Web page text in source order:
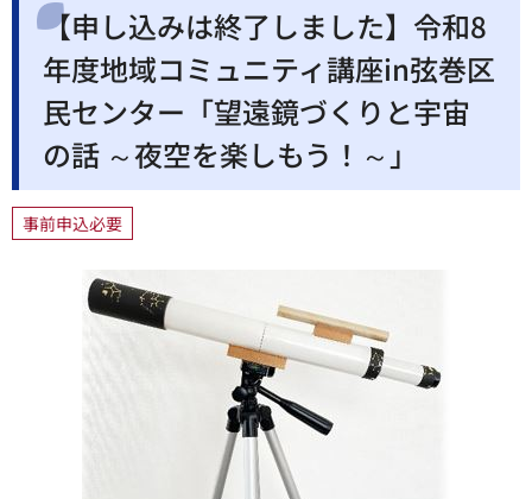
【申し込みは終了しました】令和8
年度地域コミュニティ講座in弦巻区
民センター「望遠鏡づくりと宇宙
の話 ～夜空を楽しもう！～」
事前申込必要